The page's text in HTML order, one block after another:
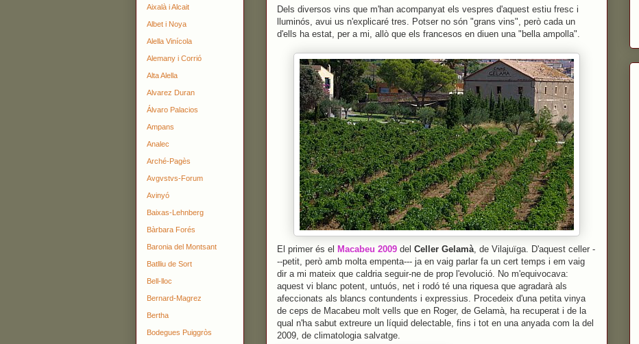
Dels diversos vins que m'han acompanyat els vespres d'aquest estiu fresc i
lluminós, avui us n'explicaré tres. Potser no són "grans vins", però cada un
d'ells ha estat, per a mi, allò que els francesos en diuen una "bella ampolla".
El primer és el Macabeu 2009 del Celler Gelamà, de Vilajuïga. D'aquest celler -
--petit, però amb molta empenta--- ja en vaig parlar fa un cert temps i em vaig
dir a mi mateix que caldria seguir-ne de prop l'evolució. No m'equivocava:
aquest vi blanc potent, untuós, net i rodó té una riquesa que agradarà als
afeccionats als blancs contundents i expressius. Procedeix d'una petita vinya
de ceps de Macabeu molt vells que en Roger, de Gelamà, ha recuperat i de la
qual n'ha sabut extreure un líquid delectable, fins i tot en una anyada com la del
2009, de climatologia salvatge.
Aixalà i Alcait
Albet i Noya
Alella Vinícola
Alemany i Corrió
Alta Alella
Alvarez Duran
Álvaro Palacios
Ampans
Analec
Arché-Pagès
Avgvstvs-Forum
Avinyó
Baixas-Lehnberg
Bàrbara Forés
Baronia del Montsant
Batlliu de Sort
Bell-lloc
Bernard-Magrez
Bertha
Bodegues Puiggròs